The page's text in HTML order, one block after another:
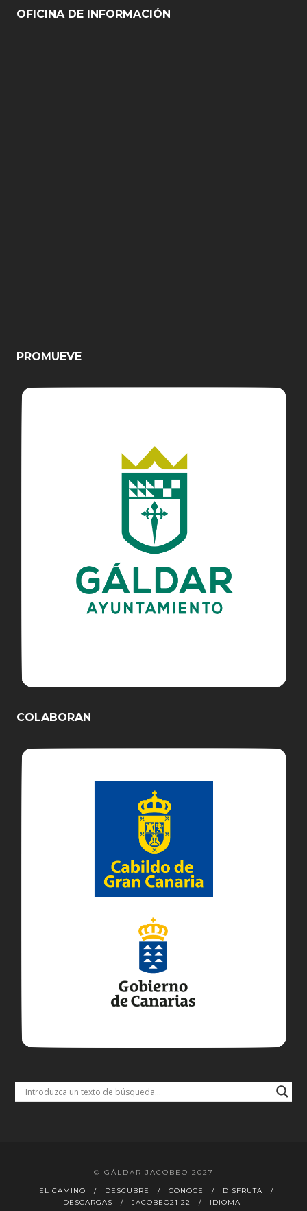
OFICINA DE INFORMACIÓN
PROMUEVE
COLABORAN
© GÁLDAR JACOBEO 2027
EL CAMINO DESCUBRE CONOCE
DISFRUTA
DESCARGAS
JACOBEO21·22 IDIOMA